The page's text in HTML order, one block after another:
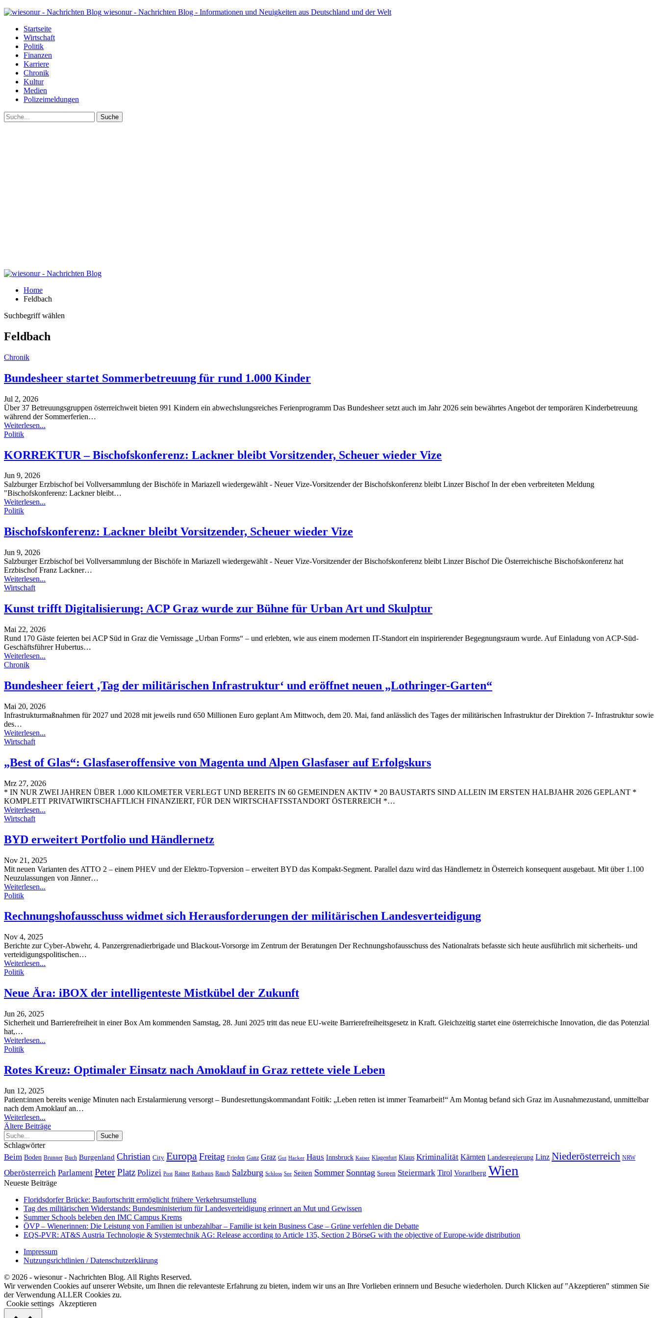
wiesonur - Nachrichten Blog - Informationen und Neuigkeiten aus Deutschland und der Welt
Startseite
Wirtschaft
Politik
Finanzen
Karriere
Chronik
Kultur
Medien
Polizeimeldungen
Home
Feldbach
Suchbegriff wählen
Feldbach
Chronik
Bundesheer startet Sommerbetreuung für rund 1.000 Kinder
Jul 2, 2026
Über 37 Betreuungsgruppen österreichweit bieten 991 Kindern ein abwechslungsreiches Ferienprogramm Das Bundesheer setzt auch im Jahr 2026 sein bewährtes Angebot der temporären Kinderbetreuung
während der Sommerferien…
Weiterlesen...
Politik
KORREKTUR – Bischofskonferenz: Lackner bleibt Vorsitzender, Scheuer wieder Vize
Jun 9, 2026
Salzburger Erzbischof bei Vollversammlung der Bischöfe in Mariazell wiedergewählt - Neuer Vize-Vorsitzender der Bischofskonferenz bleibt Linzer BischofIn der eben verbreiteten Meldung
"Bischofskonferenz: Lackner bleibt…
Weiterlesen...
Politik
Bischofskonferenz: Lackner bleibt Vorsitzender, Scheuer wieder Vize
Jun 9, 2026
Salzburger Erzbischof bei Vollversammlung der Bischöfe in Mariazell wiedergewählt - Neuer Vize-Vorsitzender der Bischofskonferenz bleibt Linzer BischofDie Österreichische Bischofskonferenz hat
Erzbischof Franz Lackner…
Weiterlesen...
Wirtschaft
Kunst trifft Digitalisierung: ACP Graz wurde zur Bühne für Urban Art und Skulptur
Mai 22, 2026
Rund 170 Gäste feierten bei ACP Süd in Graz die Vernissage „Urban Forms“ – und erlebten, wie aus einem modernen IT-Standort ein inspirierender Begegnungsraum wurde. Auf Einladung von ACP-Süd-
Geschäftsführer Hubertus…
Weiterlesen...
Chronik
Bundesheer feiert ‚Tag der militärischen Infrastruktur‘ und eröffnet neuen „Lothringer-Garten“
Mai 20, 2026
Infrastrukturmaßnahmen für 2027 und 2028 mit jeweils rund 650 Millionen Euro geplant Am Mittwoch, dem 20. Mai, fand anlässlich des Tages der militärischen Infrastruktur der Direktion 7- Infrastruktur sowie
des…
Weiterlesen...
Wirtschaft
„Best of Glas“: Glasfaseroffensive von Magenta und Alpen Glasfaser auf Erfolgskurs
Mrz 27, 2026
* IN NUR ZWEI JAHREN ÜBER 1.000 KILOMETER VERLEGT UND BEREITS IN 60 GEMEINDEN AKTIV * 20 BAUSTARTS SIND ALLEIN IM ERSTEN HALBJAHR 2026 GEPLANT *
KOMPLETT PRIVATWIRTSCHAFTLICH FINANZIERT, FÜR DEN WIRTSCHAFTSSTANDORT ÖSTERREICH *…
Weiterlesen...
Wirtschaft
BYD erweitert Portfolio und Händlernetz
Nov 21, 2025
Mit neuen Varianten des ATTO 2 – einem PHEV und der Elektro-Topversion – erweitert BYD das Kompakt-Segment. Parallel dazu wird das Händlernetz in Österreich konsequent ausgebaut. Mit über 1.100
Neuzulassungen von Jänner…
Weiterlesen...
Politik
Rechnungshofausschuss widmet sich Herausforderungen der militärischen Landesverteidigung
Nov 4, 2025
Berichte zur Cyber-Abwehr, 4. Panzergrenadierbrigade und Blackout-Vorsorge im Zentrum der Beratungen Der Rechnungshofausschuss des Nationalrats befasste sich heute ausführlich mit sicherheits- und
verteidigungspolitischen…
Weiterlesen...
Politik
Neue Ära: iBOX der intelligenteste Mistkübel der Zukunft
Jun 26, 2025
Sicherheit und Barrierefreiheit in einer Box Am kommenden Samstag, 28. Juni 2025 tritt das neue EU-weite Barrierefreiheitsgesetz in Kraft. Gleichzeitig startet eine österreichische Innovation, die das Potenzial
hat,…
Weiterlesen...
Politik
Rotes Kreuz: Optimaler Einsatz nach Amoklauf in Graz rettete viele Leben
Jun 12, 2025
Patient:innen bereits wenige Minuten nach Erstalarmierung versorgt – Bundesrettungskommandant Foitik: „Leben retten ist immer Teamarbeit!“ Am Montag befand sich Graz im Ausnahmezustand, unmittelbar
nach dem Amoklauf an…
Weiterlesen...
Ältere Beiträge
Schlagwörter
Beim Boden Brunner Buch Burgenland Christian City Europa Freitag Frieden Ganz Graz Gut Hacker Haus Innsbruck Kaiser Klagenfurt Klaus Kriminalität Kärnten Landesregierung Linz Niederösterreich NRW
Oberösterreich Parlament PeterPlatz Polizei Post Rainer Rathaus Rauch Salzburg Schloss See Seiten Sommer Sonntag Sorgen Steiermark Tirol Vorarlberg Wien
Neueste Beiträge
Floridsdorfer Brücke: Baufortschritt ermöglicht frühere Verkehrsumstellung
Tag des militärischen Widerstands: Bundesministerium für Landesverteidigung erinnert an Mut und Gewissen
Summer Schools beleben den IMC Campus Krems
ÖVP – Wienerinnen: Die Leistung von Familien ist unbezahlbar – Familie ist kein Business Case – Grüne verfehlen die Debatte
EQS-PVR: AT&S Austria Technologie & Systemtechnik AG: Release according to Article 135, Section 2 BörseG with the objective of Europe-wide distribution
Impressum
Nutzungsrichtlinien / Datenschutzerklärung
© 2026 - wiesonur - Nachrichten Blog. All Rights Reserved.
Wir verwenden Cookies auf unserer Website, um Ihnen die relevanteste Erfahrung zu bieten, indem wir uns an Ihre Vorlieben erinnern und Besuche wiederholen. Durch Klicken auf "Akzeptieren" stimmen Sie
der Verwendung ALLER Cookies zu.
Cookie settings
Akzeptieren